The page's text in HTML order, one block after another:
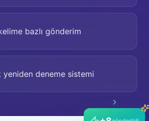
bazlı gönderim
yeniden deneme sistemi